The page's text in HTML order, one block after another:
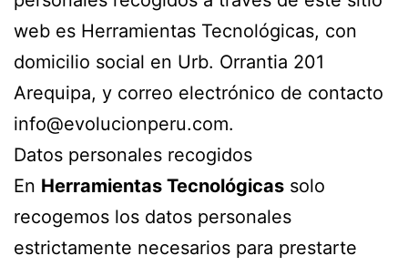
web es Herramientas Tecnológicas, con
domicilio social en Urb. Orrantia 201
Arequipa, y correo electrónico de contacto
info@evolucionperu.com.
Datos personales recogidos
En Herramientas Tecnológicas solo
recogemos los datos personales
estrictamente necesarios para prestarte